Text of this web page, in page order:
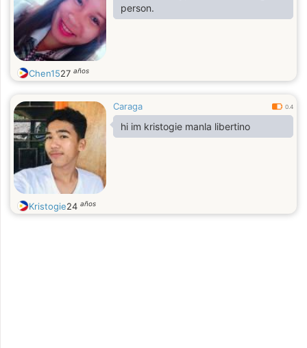
person.
Chen1527 años
Caraga 0.4
hi im kristogie manla libertino
Kristogie24 años